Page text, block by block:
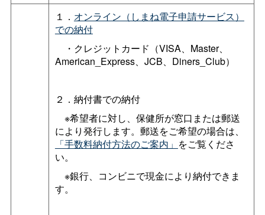
１． オンライン（しまね電子申請サービス）
での納付
・クレジットカード（VISA、Master、
American_Express、JCB、Diners_Club）
２．納付書での納付
※希望者に対し、保健所が窓口または郵送
により発行します。郵送をご希望の場合は、
「手数料納付方法のご案内」 をご覧くださ
い。
※銀行、コンビニで現金により納付できま
す。